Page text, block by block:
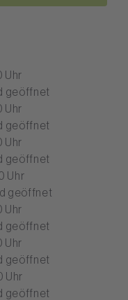
Uhr
geöffnet
Uhr
geöffnet
Uhr
geöffnet
Uhr
geöffnet
Uhr
geöffnet
Uhr
geöffnet
Uhr
geöffnet